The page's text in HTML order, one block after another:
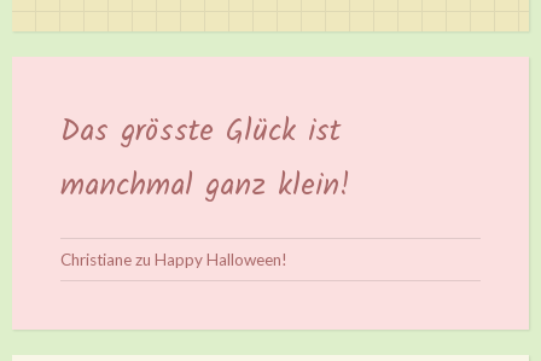
Das grösste Glück ist
manchmal ganz klein!
Christianezu Happy Halloween!